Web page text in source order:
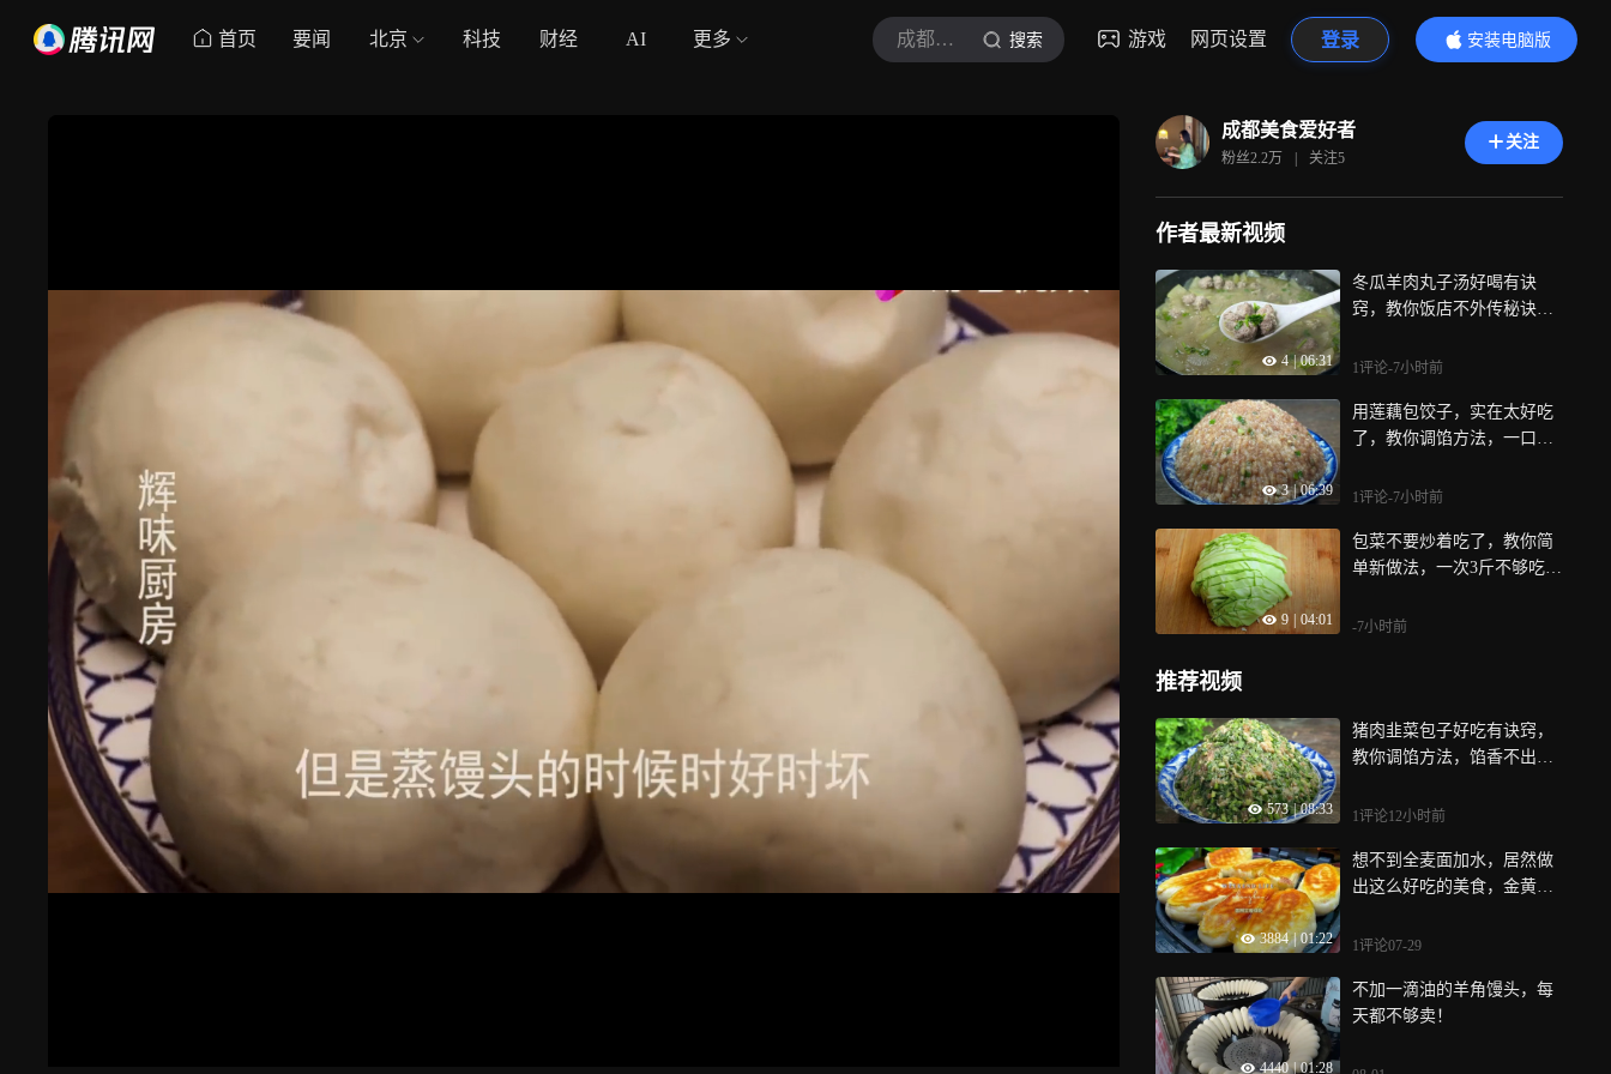
首页 要闻 北京 科技 财经 AI 更多 成都美食爱好者 搜索 游戏 网页设置 登录
安装电脑版
内容更精彩
成都美食爱好者
粉丝2.2万 | 关注5
关注
作者最新视频
4 | 06:31
冬瓜羊肉丸子汤好喝有诀
窍，教你饭店不外传秘诀，
1评论-7小时前
3 | 06:39
用莲藕包饺子，实在太好吃
了，教你调馅方法，一口一
1评论-7小时前
9 04:01
包菜不要炒着吃了，教你简
单新做法，一次3斤不够吃，
-7小时前
推荐视频
573 | 08:33
猪肉韭菜包子好吃有诀窍，
教你调馅方法，馅香不出
1评论12小时前
3884 | 01:22
想不到全麦面加水，居然做
出这么好吃的美食，金黄焦
1评论07-29
4440 | 01:28
不加一滴油的羊角馒头，每
天都不够卖！